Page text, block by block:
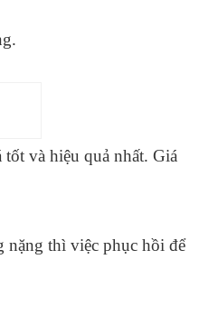
và hiệu quả nhất. Giá
nặng thì việc phục hồi để